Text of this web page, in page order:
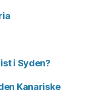
i Syden?
Kanariske